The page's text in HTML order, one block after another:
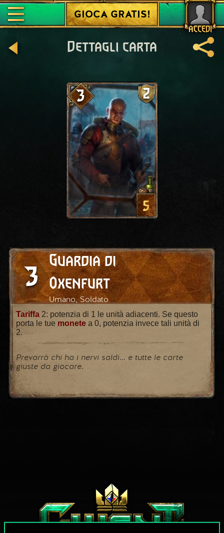
ACCEDI
GIOCA GRATIS!
Dettagli carta
3 2
5
3
Guardia di
Oxenfurt
Umano, Soldato
Tariffa 2: potenzia di 1 le unità adiacenti. Se questo
porta le tue monete a 0, potenzia invece tali unità di
2.
Prevarrà chi ha i nervi saldi... e tutte le carte
giuste da giocare.